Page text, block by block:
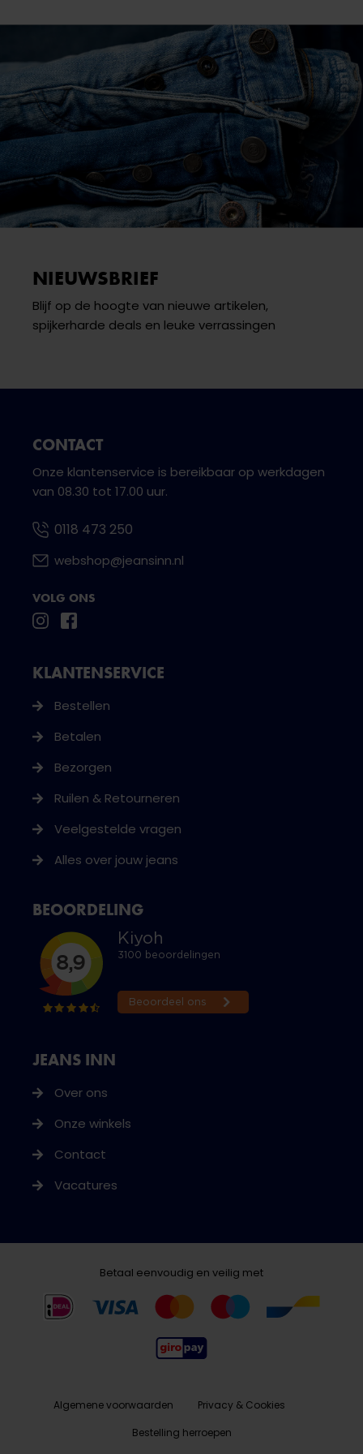
NIEUWSBRIEF
Blijf op de hoogte van nieuwe artikelen,
spijkerharde deals en leuke verrassingen
CONTACT
Onze klantenservice is bereikbaar op werkdagen
van 08.30 tot 17.00 uur.
0118 473 250
webshop@jeansinn.nl
VOLG ONS
JEANS INN
Over ons
Onze winkels
Contact
Vacatures
KLANTENSERVICE
Bestellen
Betalen
Bezorgen
Ruilen & Retourneren
Veelgestelde vragen
Alles over jouw jeans
BEOORDELING
Betaal eenvoudig en veilig met
Algemene voorwaarden
Privacy & Cookies
Bestelling herroepen